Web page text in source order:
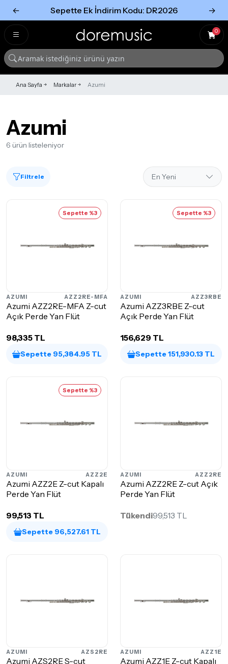
← Sepette Ek İndirim Kodu: DR2026 →
0
Ana Sayfa Markalar Azumi
Azumi
6 ürün listeleniyor
Filtrele
Sepette %3
AZUMI AZZ2RE-MFA
Azumi AZZ2RE-MFA Z-cut
Açık Perde Yan Flüt
98,335 TL
Sepette 95,384.95 TL
Sepette %3
AZUMI AZZ3RBE
Azumi AZZ3RBE Z-cut
Açık Perde Yan Flüt
156,629 TL
Sepette 151,930.13 TL
Sepette %3
AZUMI AZZ2E
Azumi AZZ2E Z-cut Kapalı
Perde Yan Flüt
99,513 TL
Sepette 96,527.61 TL
AZUMI AZZ2RE
Azumi AZZ2RE Z-cut Açık
Perde Yan Flüt
Tükendi99,513 TL
AZUMI AZS2RE
Azumi AZS2RE S-cut
AZUMI AZZ1E
Azumi AZZ1E Z-cut Kapalı
Tümünü Gör
Tümünü gör